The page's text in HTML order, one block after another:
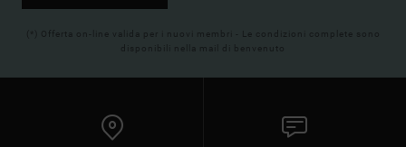
(*) Offerta on-line valida per i nuovi membri - Le condizioni complete sono
disponibili nella mail di benvenuto